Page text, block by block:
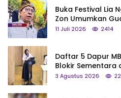
Buka Festival Lia
Zon Umumkan
Status Jadi Cagar
11 Juli 2026 2414
Daftar 5 Dapur
Blokir Sementara
3 Agustus 2026